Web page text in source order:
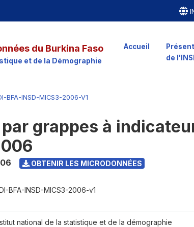
du Burkina Faso
et de la Démographie
Accueil
de
BFA-INSD-MICS3-2006-V1
par grappes à
OBTENIR LES MICRODONNÉES
BFA-INSD-MICS3-2006-v1
national de la statistique et de la démographie